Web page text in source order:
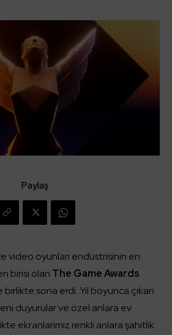
Paylaş
video oyunları endüstrisinin en
birisi olan The Game Awards
birlikte sona erdi. Yıl boyunca çıkan
duyurular ve özel anlara ev
ekranlarımız renkli anlara şahitlik